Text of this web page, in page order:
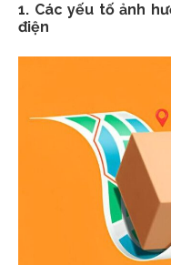
1. Các yếu tố ảnh
điện